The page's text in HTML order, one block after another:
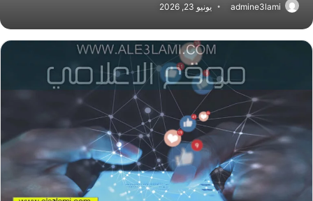
admine3lami يونيو 23, 2026